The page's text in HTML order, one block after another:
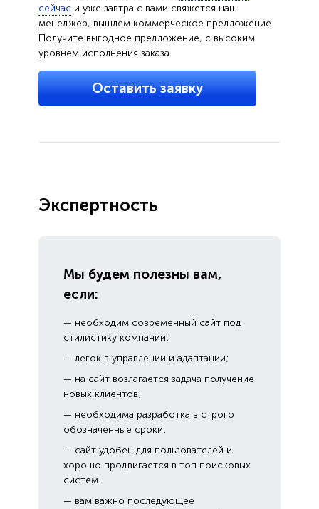
сейчас и уже завтра с вами свяжется наш
менеджер, вышлем коммерческое предложение.
Получите выгодное предложение, с высоким
уровнем исполнения заказа.
Оставить заявку
Экспертность
Мы будем полезны вам,
если:
— необходим современный сайт под
стилистику компании;
— легок в управлении и адаптации;
— на сайт возлагается задача получение
новых клиентов;
— необходима разработка в строго
обозначенные сроки;
— сайт удобен для пользователей и
хорошо продвигается в топ поисковых
систем.
— вам важно последующее